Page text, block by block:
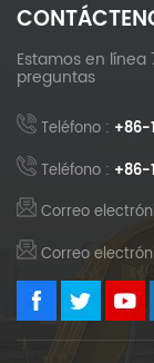
Estamos en
preguntas
Teléfono : +86-
Teléfono : +86-
Correo
Correo